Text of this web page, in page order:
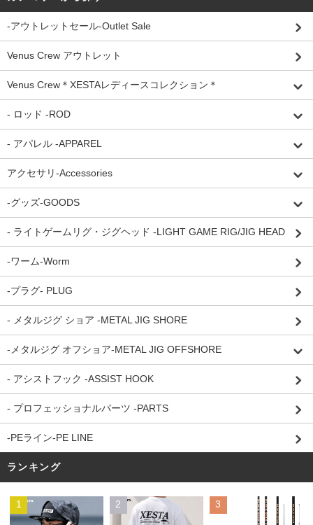
-アウトレットセール-Outlet Sale
Venus Crew アウトレット
Venus Crew＊XESTAレディースコレクション＊
- ロッド -ROD
- アパレル -APPAREL
アクセサリ-Accessories
-グッズ-GOODS
- ライトゲームリグ・ジグヘッド -LIGHT GAME RIG/JIG HEAD
-ワーム-Worm
-プラグ- PLUG
- メタルジグ ショア -METAL JIG SHORE
-メタルジグ オフショア-METAL JIG OFFSHORE
- アシストフック -ASSIST HOOK
- プロフェッショナルパーツ -PARTS
-PEライン-PE LINE
ランキング
1 2 3